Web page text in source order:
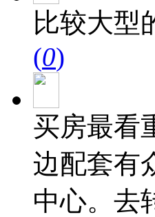
比较大型
(0)
买房最看
边配套有
中心。去